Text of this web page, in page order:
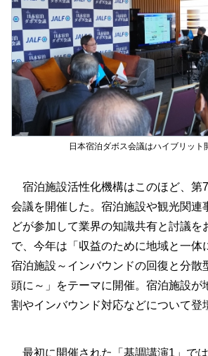
日本宿泊ダボス会議はハイブリット
宿泊施設活性化機構はこのほど、第
会議を開催した。宿泊施設や観光関連
どが参加して業界の知識共有と討議を
で、今年は「収益のために地域と一体
宿泊施設～インバウンドの回復と分散
頭に～」をテーマに開催。宿泊施設が
割やインバウンド対応などについて登
最初に開催された「基調講演1」で